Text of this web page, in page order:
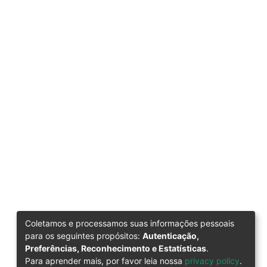
Coletamos e processamos suas informações pessoais
para os seguintes propósitos: Autenticação,
Preferências, Reconhecimento e Estatísticas.
Para aprender mais, por favor leia nossa privacy policy.